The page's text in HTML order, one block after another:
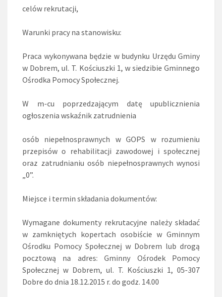
celów rekrutacji,
Warunki pracy na stanowisku:
Praca wykonywana będzie w budynku Urzędu Gminy
w Dobrem, ul. T. Kościuszki 1, w siedzibie Gminnego
Ośrodka Pomocy Społecznej.
W m-cu poprzedzającym datę upublicznienia
ogłoszenia wskaźnik zatrudnienia
osób niepełnosprawnych w GOPS w rozumieniu
przepisów o rehabilitacji zawodowej i społecznej
oraz zatrudnianiu osób niepełnosprawnych wynosi
„0”.
Miejsce i termin składania dokumentów:
Wymagane dokumenty rekrutacyjne należy składać
w zamkniętych kopertach osobiście w Gminnym
Ośrodku Pomocy Społecznej w Dobrem lub drogą
pocztową na adres: Gminny Ośrodek Pomocy
Społecznej w Dobrem, ul. T. Kościuszki 1, 05-307
Dobre do dnia 18.12.2015 r. do godz. 14.00